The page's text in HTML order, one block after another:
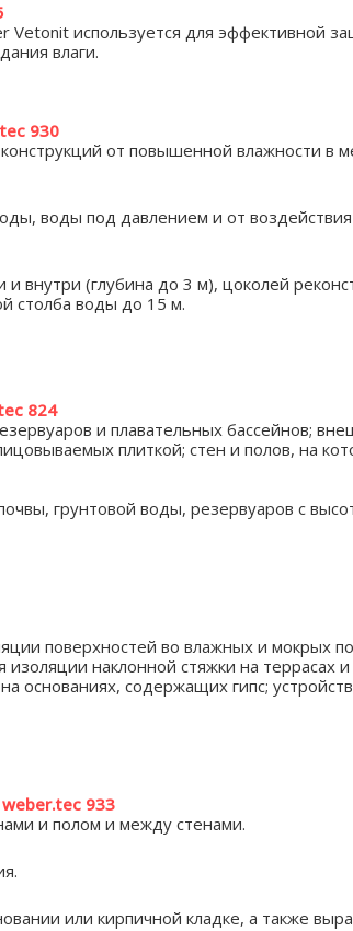
Vetonit используется для эффективной
влаги.
930
от повышенной влажности в
воды под давлением и от
внутри (глубина до 3 м), цоколей
столба воды до 15 м.
824
и плавательных бассейнов;
плиткой; стен и полов, на
грунтовой воды, резервуаров с
поверхностей во влажных и мокрых
наклонной стяжки на террасах
основаниях, содержащих гипс;
933
и полом и между стенами.
или кирпичной кладке, а также